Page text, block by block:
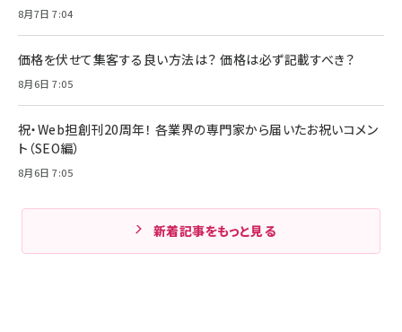
8月7日 7:04
価格を伏せて集客する良い方法は？ 価格は必ず記載すべき？
8月6日 7:05
祝・Web担創刊20周年！ 各業界の専門家から届いたお祝いコメン
ト（SEO編）
8月6日 7:05
新着記事をもっと見る